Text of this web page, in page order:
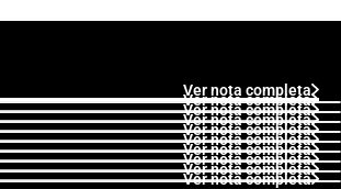
Ver nota completa
Ver nota completa
Ver nota completa
Ver nota completa
Ver nota completa
Ver nota completa
Ver nota completa
Ver nota completa
Ver nota completa
Ver nota completa